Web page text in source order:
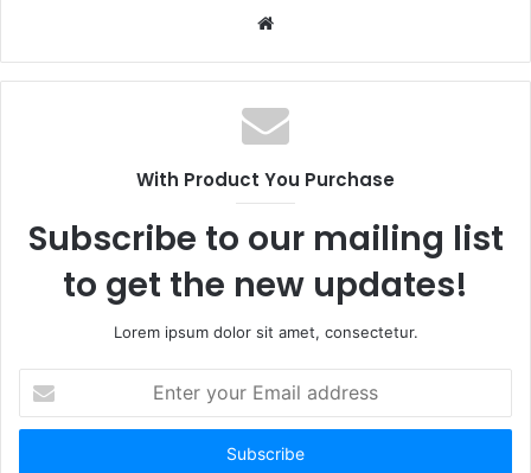
Website
With Product You Purchase
Subscribe to our mailing list
to get the new updates!
Lorem ipsum dolor sit amet, consectetur.
your
Email